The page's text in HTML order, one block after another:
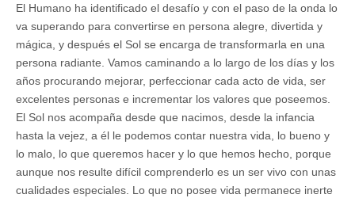
El Humano ha identificado el desafío y con el paso de la onda lo
va superando para convertirse en persona alegre, divertida y
mágica, y después el Sol se encarga de transformarla en una
persona radiante. Vamos caminando a lo largo de los días y los
años procurando mejorar, perfeccionar cada acto de vida, ser
excelentes personas e incrementar los valores que poseemos.
El Sol nos acompaña desde que nacimos, desde la infancia
hasta la vejez, a él le podemos contar nuestra vida, lo bueno y
lo malo, lo que queremos hacer y lo que hemos hecho, porque
aunque nos resulte difícil comprenderlo es un ser vivo con unas
cualidades especiales. Lo que no posee vida permanece inerte